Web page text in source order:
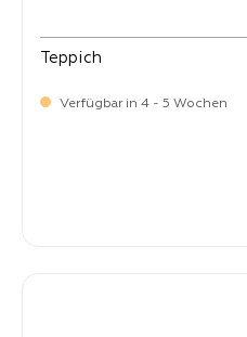
Teppich
Verfügbar in 4 - 5 Wochen